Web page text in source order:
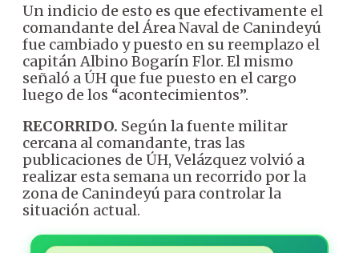
Un indicio de esto es que efectivamente el
comandante del Área Naval de Canindeyú
fue cambiado y puesto en su reemplazo el
capitán Albino Bogarín Flor. El mismo
señaló a ÚH que fue puesto en el cargo
luego de los “acontecimientos”.
RECORRIDO. Según la fuente militar
cercana al comandante, tras las
publicaciones de ÚH, Velázquez volvió a
realizar esta semana un recorrido por la
zona de Canindeyú para controlar la
situación actual.